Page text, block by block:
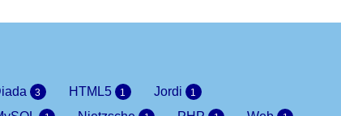
3 HTML5 1 Jordi 1